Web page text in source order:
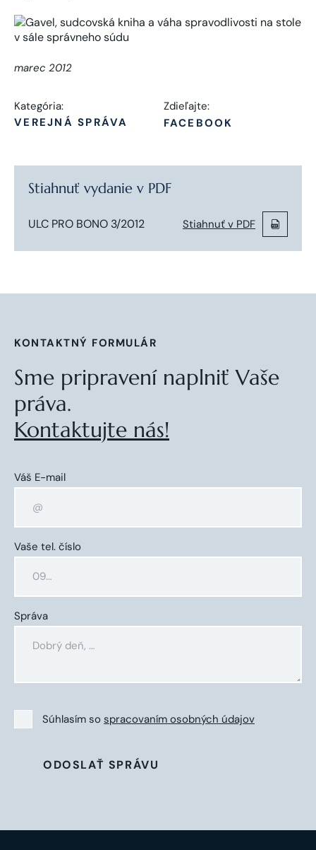
marec 2012
Kategória:
VEREJNÁ SPRÁVA
Zdieľajte:
FACEBOOK
Stiahnuť vydanie v PDF
ULC PRO BONO 3/2012 Stiahnuť v PDF
KONTAKTNÝ FORMULÁR
Sme pripravení naplniť Vaše
práva.
Kontaktujte nás!
Váš E-mail
Vaše tel. číslo
Správa
Súhlasím so spracovaním osobných údajov
ODOSLAŤ SPRÁVU